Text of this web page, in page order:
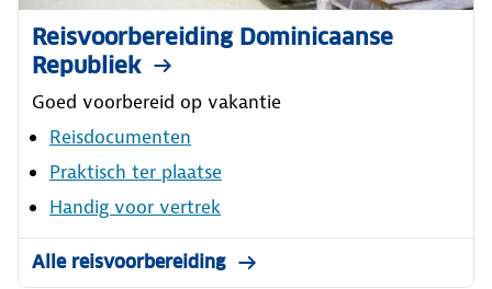
Reisvoorbereiding Dominicaanse
Republiek
Goed voorbereid op vakantie
Reisdocumenten
Praktisch ter plaatse
Handig voor vertrek
Alle reisvoorbereiding